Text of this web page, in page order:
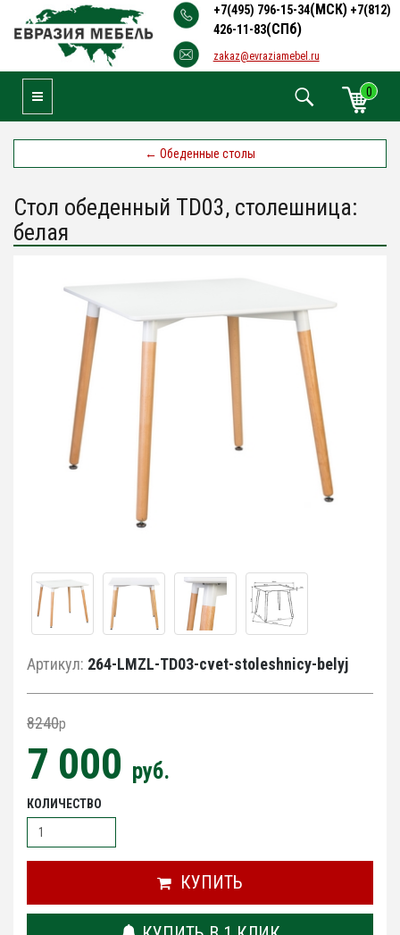
+7(495) 796-15-34(МСК) +7(812)
426-11-83(СПб)
zakaz@evraziamebel.ru
0
Toggle Navigation
← Обеденные столы
Стол обеденный TD03, столешница:
белая
Артикул: 264-LMZL-TD03-cvet-stoleshnicy-belyj
8240p
7 000 руб.
КОЛИЧЕСТВО
КУПИТЬ